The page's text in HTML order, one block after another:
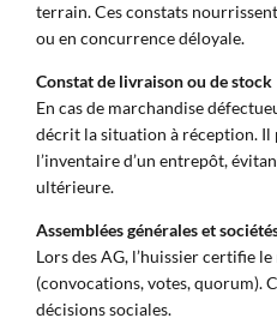
terrain. Ces constats
ou en concurrence déloyale.
Constat de livraison ou de stock
En cas de marchandise
décrit la situation à réception. Il
l’inventaire d’un entrepôt,
ultérieure.
Assemblées générales et
Lors des AG, l’huissier certifie
(convocations, votes, quorum).
décisions sociales.